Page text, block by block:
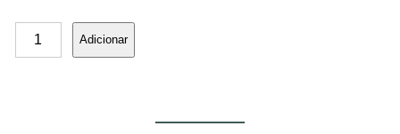
original
era:
Adicionar